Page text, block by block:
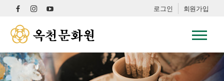
로그인 회원가입